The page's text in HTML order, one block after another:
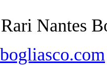
Nantes